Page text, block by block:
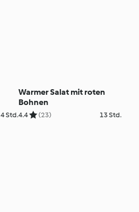
4 Std.
Warmer Salat mit roten
Bohnen
4.4 (23) 13 Std.